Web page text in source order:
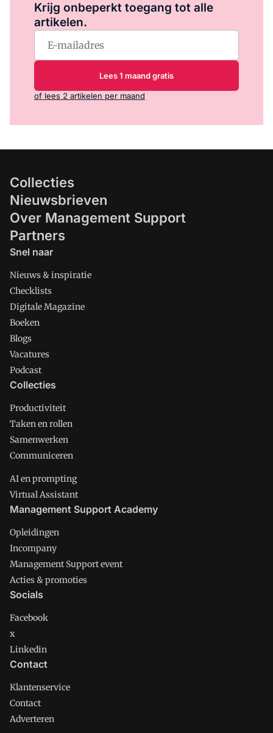
Krijg onbeperkt toegang tot alle
artikelen.
Lees 1 maand gratis
of lees 2 artikelen per maand
Collecties
Nieuwsbrieven
Over Management Support
Partners
Snel naar
Nieuws & inspiratie
Checklists
Digitale Magazine
Boeken
Blogs
Vacatures
Podcast
Collecties
Productiviteit
Taken en rollen
Samenwerken
Communiceren
AI en prompting
Virtual Assistant
Management Support Academy
Opleidingen
Incompany
Management Support event
Acties & promoties
Socials
Facebook
x
Linkedin
Contact
Klantenservice
Contact
Adverteren